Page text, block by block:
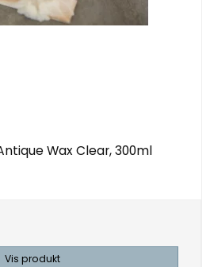
Wax Clear, 300ml
Vis produkt